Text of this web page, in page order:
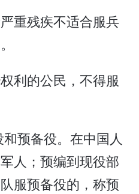
重残疾不适合服兵
利的公民，不得服
预备役。在中国人
人；预编到现役部
服预备役的，称预